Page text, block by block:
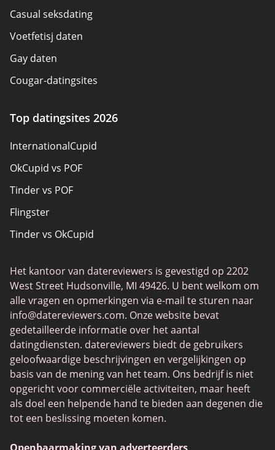
Casual seksdating
Voetfetisj daten
Gay daten
Cougar-datingsites
Pansexual Dating
Datingsites voor volwassenen
Datingsites voor senioren
Christelijk daten
Lokale singles online
Trans daten
Dating-apps
Top datingsites 2026
InternationalCupid
OkCupid vs POF
Tinder vs POF
Flingster
Tinder vs OkCupid
Chat Avenue
Zoosk vs Match
Feabie
POF vs Match
SPDate
eHarmony vs OkCupid
TenderMeets
Het kantoor van datereviewers is gevestigd op 2202
West Street Hudsonville, MI 49426. U bent welkom om
alle vragen en opmerkingen via e-mail te sturen naar
info@datereviewers.com. Onze website bevat
gedetailleerde informatie over het aantal
datingdiensten. datereviewers biedt de gebruikers
geloofwaardige beschrijvingen en vergelijkingen op
basis van de mening van het team. Ons bedrijf is niet
opgericht voor commerciële activiteiten, maar heeft
als doel een helpende hand te bieden aan degenen die
tot een beslissing moeten komen.